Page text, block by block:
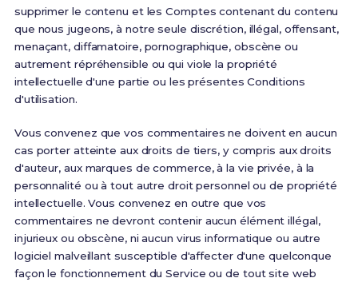
supprimer le contenu et les Comptes contenant du contenu
que nous jugeons, à notre seule discrétion, illégal, offensant,
menaçant, diffamatoire, pornographique, obscène ou
autrement répréhensible ou qui viole la propriété
intellectuelle d'une partie ou les présentes Conditions
d'utilisation.
Vous convenez que vos commentaires ne doivent en aucun
cas porter atteinte aux droits de tiers, y compris aux droits
d'auteur, aux marques de commerce, à la vie privée, à la
personnalité ou à tout autre droit personnel ou de propriété
intellectuelle. Vous convenez en outre que vos
commentaires ne devront contenir aucun élément illégal,
injurieux ou obscène, ni aucun virus informatique ou autre
logiciel malveillant susceptible d'affecter d'une quelconque
façon le fonctionnement du Service ou de tout site web